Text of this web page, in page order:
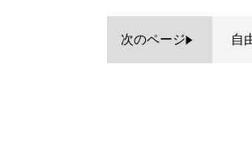
次のページ 自